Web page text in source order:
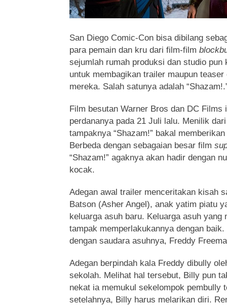
San Diego Comic-Con bisa dibilang
para pemain dan kru dari film-film
sejumlah rumah produksi dan studio pun
untuk membagikan trailer maupun
mereka. Salah satunya adalah
Film besutan Warner Bros dan DC Films
perdananya pada 21 Juli lalu. Menilik
tampaknya “Shazam!” bakal
Berbeda dengan sebagaian besar film
“Shazam!” agaknya akan hadir dengan
kocak.
Adegan awal trailer menceritakan kisah
Batson (Asher Angel), anak yatim piatu
keluarga asuh baru. Keluarga asuh yang
tampak memperlakukannya dengan
dengan saudara asuhnya, Freddy
Adegan berpindah kala Freddy dibully
sekolah. Melihat hal tersebut, Billy pun
nekat ia memukul sekelompok pembully
setelahnya, Billy harus melarikan diri.